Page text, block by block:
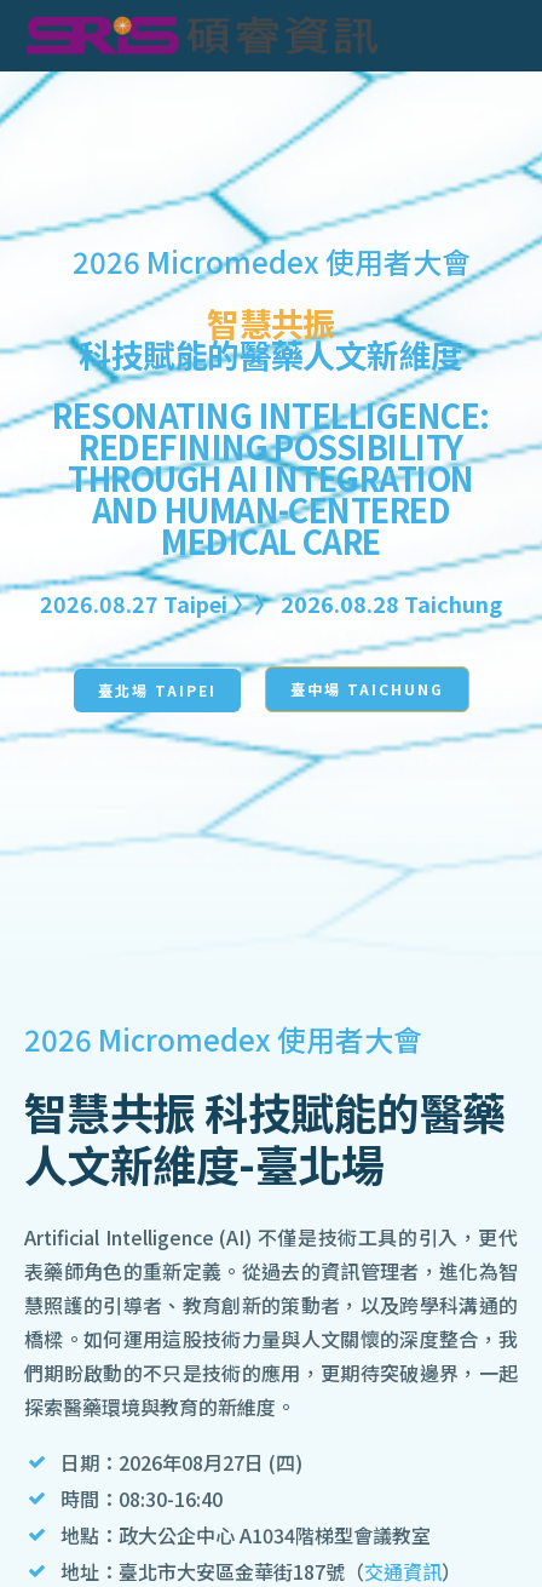
臺中場 Taichung
2026 Micromedex 使用者大會
智慧共振
科技賦能的醫藥人文新維度
RESONATING INTELLIGENCE:
REDEFINING POSSIBILITY
THROUGH AI INTEGRATION
AND HUMAN-CENTERED
MEDICAL CARE
2026.08.27 Taipei 〉〉 2026.08.28 Taichung
臺北場 TAIPEI 臺中場 TAICHUNG
2026 Micromedex 使用者大會
智慧共振 科技賦能的醫藥
人文新維度-臺北場
Artificial Intelligence (AI) 不僅是技術工具的引入，更代
表藥師角色的重新定義。從過去的資訊管理者，進化為智
慧照護的引導者、教育創新的策動者，以及跨學科溝通的
橋樑。如何運用這股技術力量與人文關懷的深度整合，我
們期盼啟動的不只是技術的應用，更期待突破邊界，一起
探索醫藥環境與教育的新維度。
日期：2026年08月27日 (四)
時間：08:30-16:40
地點：政大公企中心 A1034階梯型會議教室
地址：臺北市大安區金華街187號（交通資訊）